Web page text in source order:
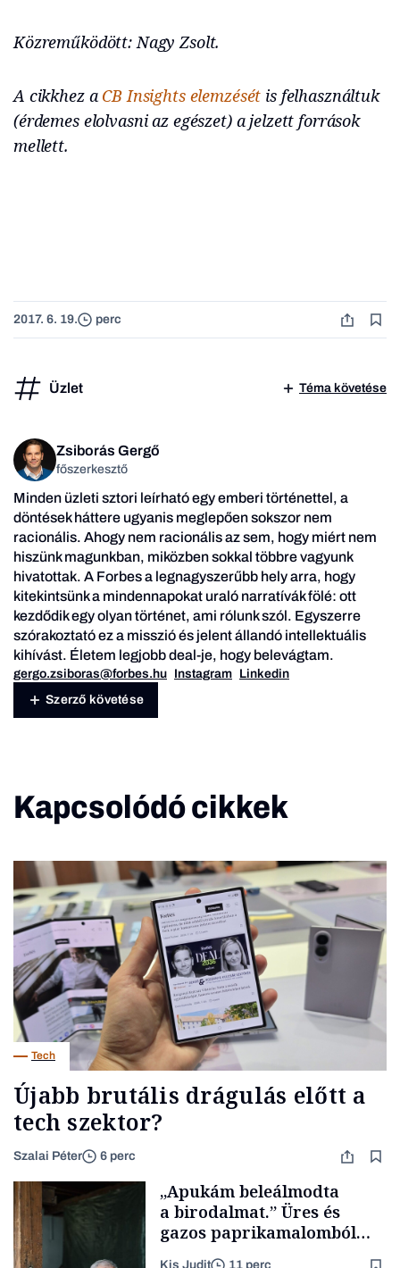
Közreműködött: Nagy Zsolt.
A cikkhez a CB Insights elemzését is felhasználtuk
(érdemes elolvasni az egészet) a jelzett források
mellett.
2017. 6. 19. perc
Üzlet Téma követése
Zsiborás Gergő
főszerkesztő
Minden üzleti sztori leírható egy emberi történettel, a
döntések háttere ugyanis meglepően sokszor nem
racionális. Ahogy nem racionális az sem, hogy miért nem
hiszünk magunkban, miközben sokkal többre vagyunk
hivatottak. A Forbes a legnagyszerűbb hely arra, hogy
kitekintsünk a mindennapokat uraló narratívák fölé: ott
kezdődik egy olyan történet, ami rólunk szól. Egyszerre
szórakoztató ez a misszió és jelent állandó intellektuális
kihívást. Életem legjobb deal-je, hogy belevágtam.
gergo.zsiboras@forbes.hu Instagram Linkedin
Szerző követése
Kapcsolódó cikkek
Tech
Újabb brutális drágulás előtt a
tech szektor?
Szalai Péter 6 perc
„Apukám beleálmodta
a birodalmat.” Üres és
gazos paprikamalomból
Kis Judit 11 perc